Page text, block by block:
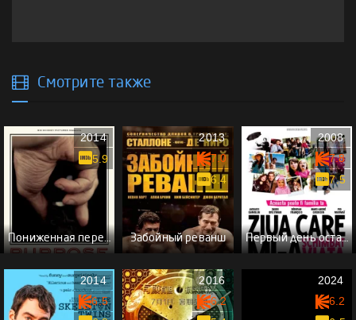
Смотрите также
Пониженная передача
2014
5.9
Забойный реванш
2013
7.0
6.4
Первый день оставшейся жизни
2008
7.8
7.5
2014
6.5
2016
6.2
2024
6.2